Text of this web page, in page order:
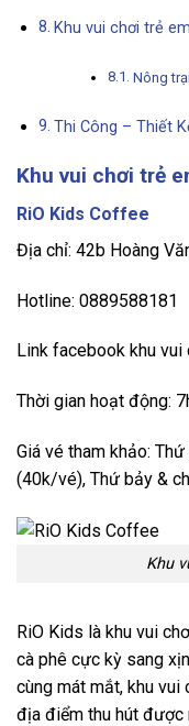
Khu vui chơi trẻ
Nông
Thi Công – Thiết
Khu vui chơi trẻ
RiO Kids Coffee
Địa chỉ: 42b Hoàng
Hotline: 0889588181
Link facebook khu vui
Thời gian hoạt động:
Giá vé tham khảo:
(40k/vé), Thứ bảy &
Khu
RiO Kids là khu vui
cà phê cực kỳ sang
cùng mát mắt, khu vui
địa điểm thu hút được